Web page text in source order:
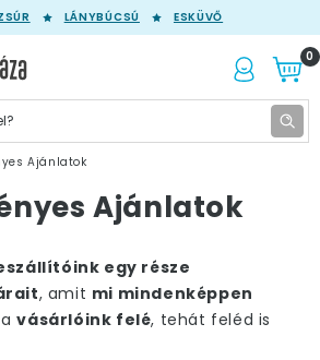
LÁNYBÚCSÚ ESKÜVŐ
0
Ajánlatok
Ajánlatok
egy része
, amit mi mindenképpen
avásárlóink felé, tehát feléd is